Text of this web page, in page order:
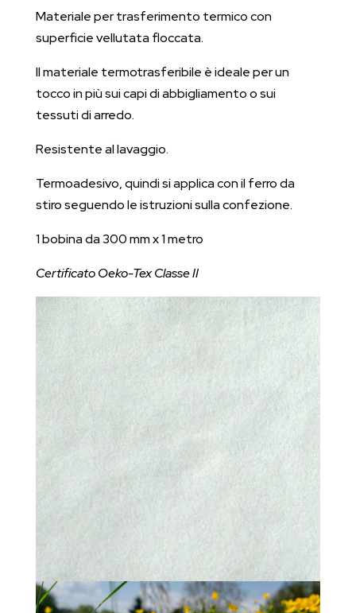
Materiale per trasferimento termico con
superficie vellutata floccata.
Il materiale termotrasferibile è ideale per un
tocco in più sui capi di abbigliamento o sui
tessuti di arredo.
Resistente al lavaggio.
Termoadesivo, quindi si applica con il ferro da
stiro seguendo le istruzioni sulla confezione.
1 bobina da 300 mm x 1 metro
Certificato Oeko-Tex Classe II